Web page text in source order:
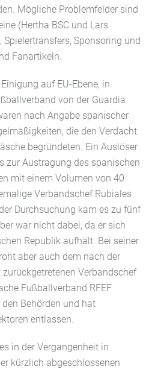
Mögliche Problemfelder sind
(Hertha BSC und Lars
Spielertransfers, Sponsoring und
Fanartikeln.
auf EU-Ebene, in
von der Guardia
nach Angabe spanischer
die den Verdacht
begründeten. Ein Auslöser
zur Austragung des spanischen
mit einem Volumen von 40
Verbandschef Rubiales
Durchsuchung kam es zu fünf
war nicht dabei, da er sich
Republik aufhält. Bei seiner
aber auch dem nach der
Verbandschef
Fußballverband RFEF
Behörden und hat
entlassen.
in der Vergangenheit in
kürzlich abgeschlossenen